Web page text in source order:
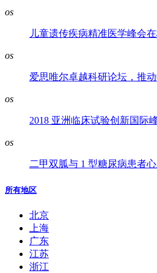
os
儿童遗传疾病精准医学峰会
os
爱思唯尔卓越科研论坛，推
os
2018 亚洲临床试验创新国际
os
二甲双胍与 1 型糖尿病患者
所有地区
北京
上海
广东
江苏
浙江